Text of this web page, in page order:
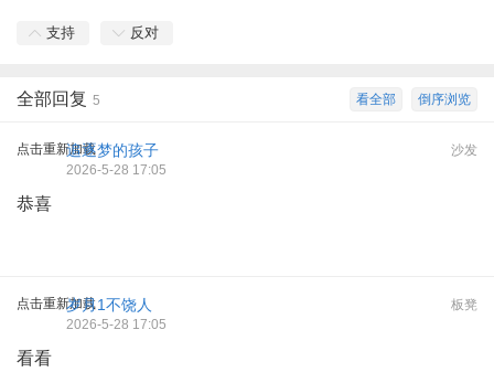
支持 反对
倒序浏览
看全部
全部回复 5
点击重新加载 沙发
追逐梦的孩子
2026-5-28 17:05
恭喜
点击重新加载 板凳
岁月1不饶人
2026-5-28 17:05
看看